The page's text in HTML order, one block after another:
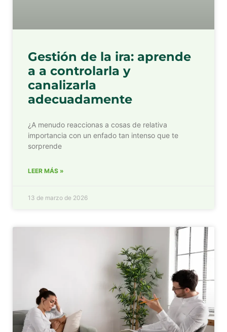
Gestión de la ira: aprende
a a controlarla y
canalizarla
adecuadamente
¿A menudo reaccionas a cosas de relativa
importancia con un enfado tan intenso que te
sorprende
LEER MÁS »
13 de marzo de 2026